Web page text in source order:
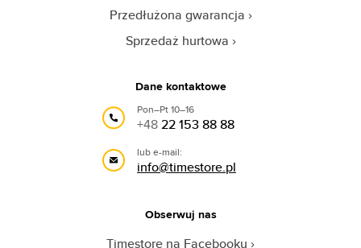
Przedłużona gwarancja
Sprzedaż hurtowa
Dane kontaktowe
Pon–Pt 10–16
+4822 153 88 88
lub e-mail:
info@timestore.pl
Obserwuj nas
Timestore na Facebooku